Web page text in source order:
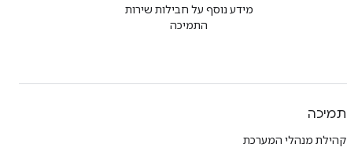
מידע נוסף על חבילות שירות
התמיכה
תמיכה
קהילת מנהלי המערכת